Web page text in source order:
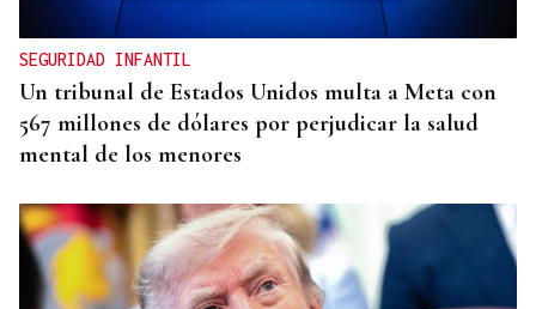
SEGURIDAD INFANTIL
Un tribunal de Estados Unidos multa a Meta con
567 millones de dólares por perjudicar la salud
mental de los menores